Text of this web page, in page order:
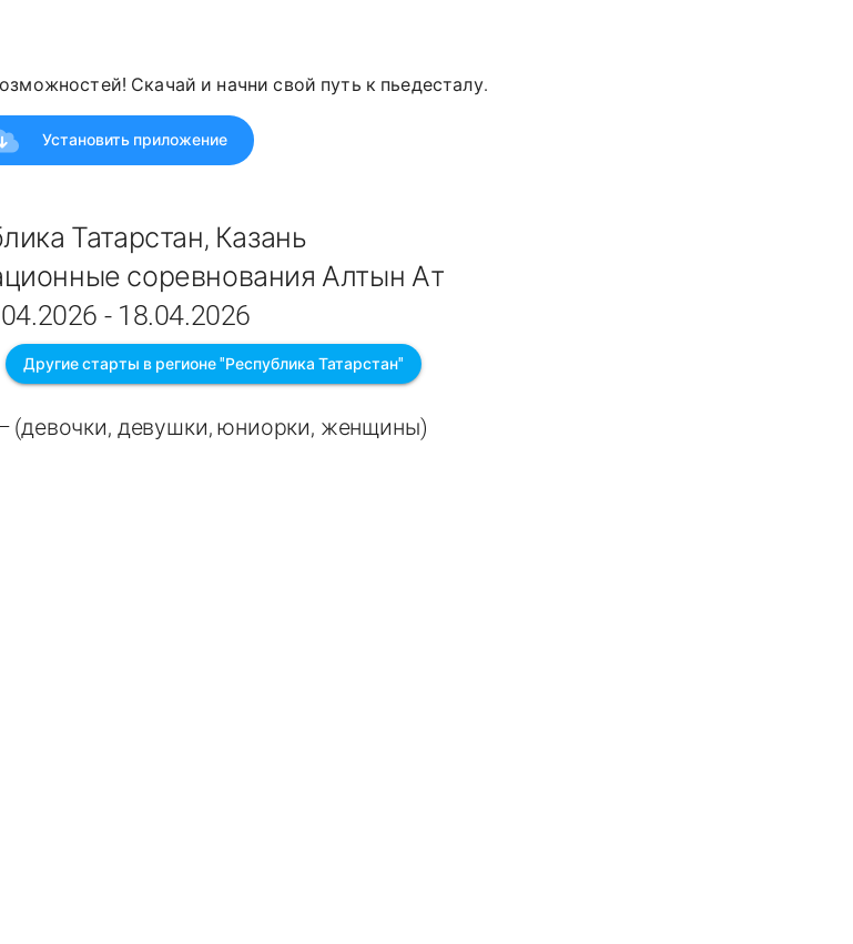
Скачай и начни свой путь к пьедесталу.
Установить приложение
Татарстан, Казань
соревнования Алтын Ат
- 18.04.2026
Другие старты в регионе "Республика Татарстан"
(девочки, девушки, юниорки, женщины)